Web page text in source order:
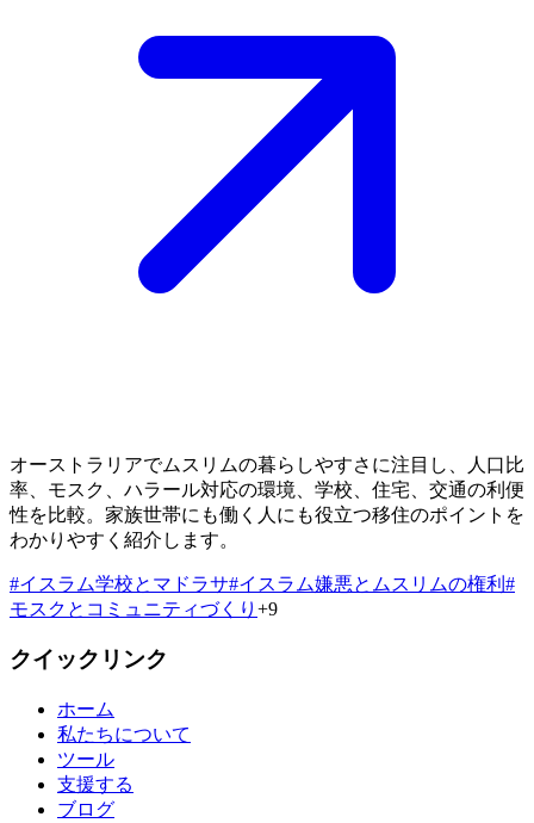
オーストラリアでムスリムの暮らしやすさに注目し、人口比
率、モスク、ハラール対応の環境、学校、住宅、交通の利便
性を比較。家族世帯にも働く人にも役立つ移住のポイントを
わかりやすく紹介します。
#イスラム学校とマドラサ#イスラム嫌悪とムスリムの権利 #
モスクとコミュニティづくり +9
クイックリンク
ホーム
私たちについて
ツール
支援する
ブログ